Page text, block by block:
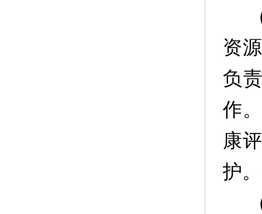
资
负
作
康
护